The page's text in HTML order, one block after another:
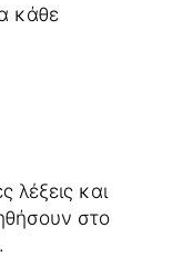
κάθε
λέξεις και
στο